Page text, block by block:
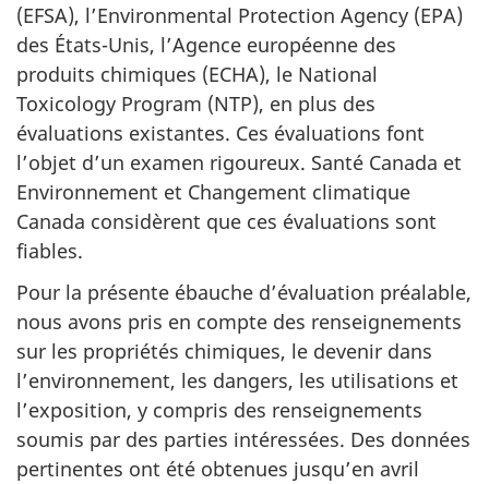
(EFSA), l’Environmental Protection Agency (EPA)
des États-Unis, l’Agence européenne des
produits chimiques (ECHA), le National
Toxicology Program (NTP), en plus des
évaluations existantes. Ces évaluations font
l’objet d’un examen rigoureux. Santé Canada et
Environnement et Changement climatique
Canada considèrent que ces évaluations sont
fiables.
Pour la présente ébauche d’évaluation préalable,
nous avons pris en compte des renseignements
sur les propriétés chimiques, le devenir dans
l’environnement, les dangers, les utilisations et
l’exposition, y compris des renseignements
soumis par des parties intéressées. Des données
pertinentes ont été obtenues jusqu’en avril